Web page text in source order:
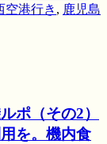
空港行き , 鹿児島
ポ（その2）
を。機内食